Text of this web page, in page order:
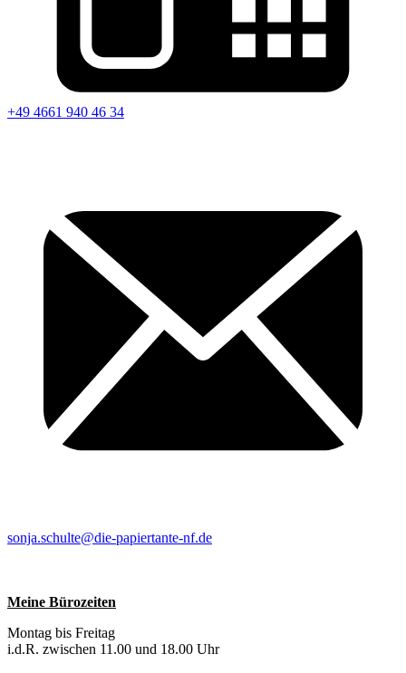
+49 4661 940 46 34
sonja.schulte@die-papiertante-nf.de
Meine Bürozeiten
Montag bis Freitag
i.d.R. zwischen 11.00 und 18.00 Uhr